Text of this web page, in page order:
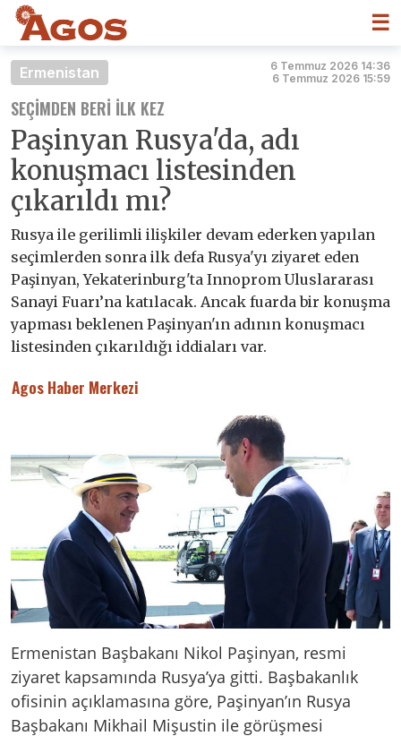
☰
Ermenistan
6 Temmuz 2026 14:36
6 Temmuz 2026 15:59
SEÇIMDEN BERI ILK KEZ
Paşinyan Rusya'da, adı
konuşmacı listesinden
çıkarıldı mı?
Rusya ile gerilimli ilişkiler devam ederken yapılan
seçimlerden sonra ilk defa Rusya'yı ziyaret eden
Paşinyan, Yekaterinburg'ta Innoprom Uluslararası
Sanayi Fuarı’na katılacak. Ancak fuarda bir konuşma
yapması beklenen Paşinyan'ın adının konuşmacı
listesinden çıkarıldığı iddiaları var.
Agos Haber Merkezi
Ermenistan Başbakanı Nikol Paşinyan, resmi
ziyaret kapsamında Rusya’ya gitti. Başbakanlık
ofisinin açıklamasına göre, Paşinyan’ın Rusya
Başbakanı Mikhail Mişustin ile görüşmesi